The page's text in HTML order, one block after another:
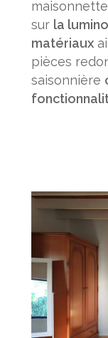
sur la
matériaux
pièces
saisonnière